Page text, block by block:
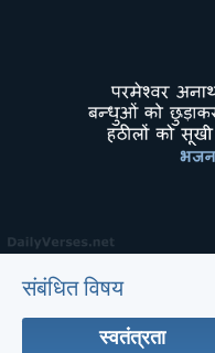
संबंधित विषय
स्वतंत्रता